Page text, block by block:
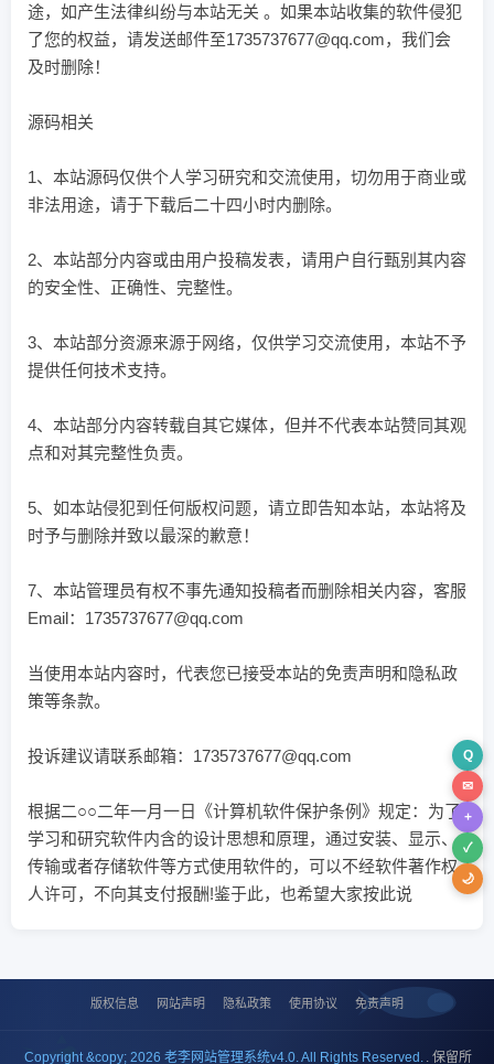
途，如产生法律纠纷与本站无关 。如果本站收集的软件侵犯
了您的权益，请发送邮件至1735737677@qq.com，我们会
及时删除！
源码相关
1、本站源码仅供个人学习研究和交流使用，切勿用于商业或
非法用途，请于下载后二十四小时内删除。
2、本站部分内容或由用户投稿发表，请用户自行甄别其内容
的安全性、正确性、完整性。
3、本站部分资源来源于网络，仅供学习交流使用，本站不予
提供任何技术支持。
4、本站部分内容转载自其它媒体，但并不代表本站赞同其观
点和对其完整性负责。
5、如本站侵犯到任何版权问题，请立即告知本站，本站将及
时予与删除并致以最深的歉意！
7、本站管理员有权不事先通知投稿者而删除相关内容，客服
Email：1735737677@qq.com
当使用本站内容时，代表您已接受本站的免责声明和隐私政
策等条款。
投诉建议请联系邮箱：1735737677@qq.com
根据二○○二年一月一日《计算机软件保护条例》规定：为了
学习和研究软件内含的设计思想和原理，通过安装、显示、
传输或者存储软件等方式使用软件的，可以不经软件著作权
人许可，不向其支付报酬!鉴于此，也希望大家按此说
Q
✉
+
✓
🌙
版权信息 网站声明 隐私政策 使用协议 免责声明
Copyright &copy; 2026 老李网站管理系统v4.0. All Rights Reserved. . 保留所